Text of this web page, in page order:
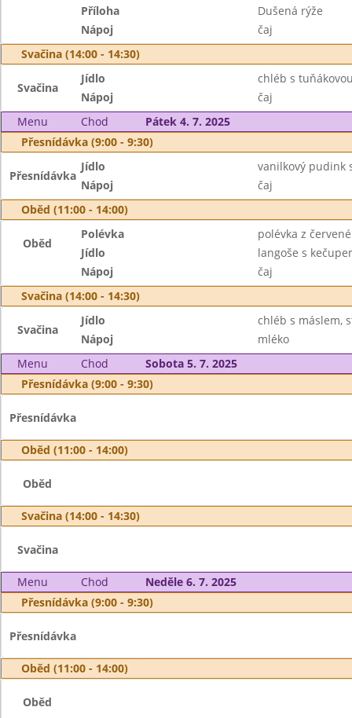
Příloha
Dušená rýže
Nápoj
čaj
Svačina (14:00 - 14:30)
Svačina
Jídlo
chléb s
Nápoj
čaj
Menu
Chod
Pátek 4. 7. 2025
Přesnídávka (9:00 - 9:30)
Přesnídávka
Jídlo
vanilkový pudink
Nápoj
čaj
Oběd (11:00 - 14:00)
Oběd
Polévka
polévka z
Jídlo
langoše s
Nápoj
čaj
Svačina (14:00 - 14:30)
Svačina
Jídlo
chléb s máslem,
Nápoj
mléko
Menu
Chod
Sobota 5. 7. 2025
Přesnídávka (9:00 - 9:30)
Přesnídávka
Oběd (11:00 - 14:00)
Oběd
Svačina (14:00 - 14:30)
Svačina
Menu Chod
Neděle 6. 7. 2025
Přesnídávka (9:00 - 9:30)
Přesnídávka
Oběd (11:00 - 14:00)
Oběd